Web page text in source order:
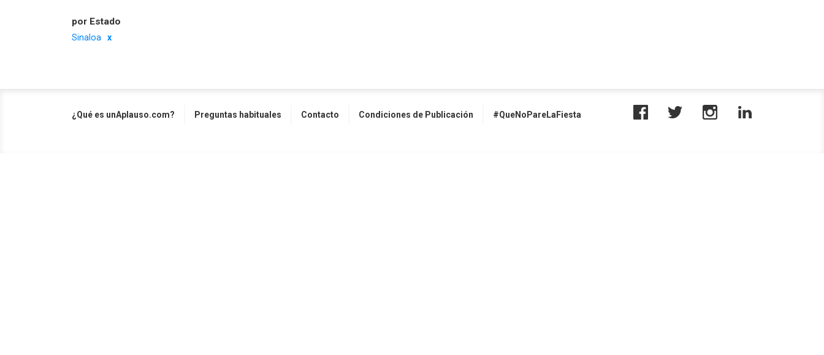
por Estado
Sinaloa
¿Qué es unAplauso.com? Preguntas habituales Contacto Condiciones de Publicación #QueNoPareLaFiesta